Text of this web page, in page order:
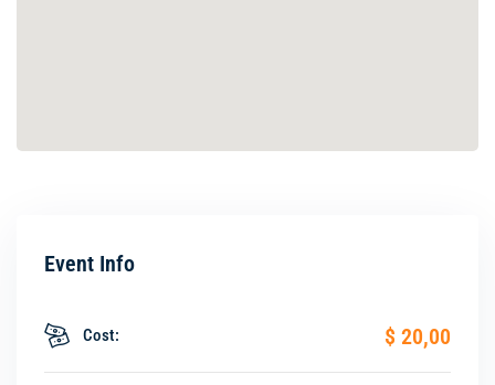
Event Info
Cost: $ 20,00